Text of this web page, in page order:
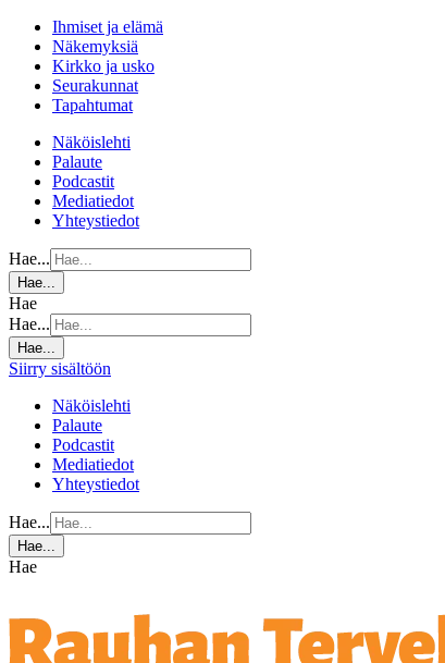
Ihmiset ja elämä
Näkemyksiä
Kirkko ja usko
Seurakunnat
Tapahtumat
Näköislehti
Palaute
Podcastit
Mediatiedot
Yhteystiedot
Hae...
Hae...
Hae
Hae...
Hae...
Siirry sisältöön
Näköislehti
Palaute
Podcastit
Mediatiedot
Yhteystiedot
Hae...
Hae...
Hae